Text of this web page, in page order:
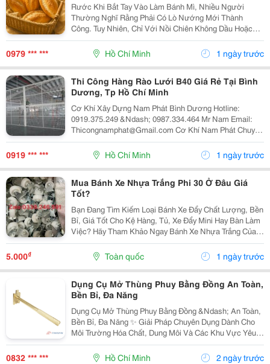
Rước Khi Bắt Tay Vào Làm Bánh Mì, Nhiều Người
Thường Nghĩ Rằng Phải Có Lò Nướng Mới Thành
Công. Tuy Nhiên, Chỉ Với Nồi Chiên Không Dầu Hoặc
Nồi Cơm Điện , Bạn Vẫn Có Thể Làm Được Những
Chiếc Bánh Mì Mềm Xốp, Thơm Ngon Ngay Tại Nhà Mà
Không Cần Đầu Tư...
0979 *** *** Hồ Chí Minh 1 ngày trước
Thi Công Hàng Rào Lưới B40 Giá Rẻ Tại Bình
Dương, Tp Hồ Chí Minh
Cơ Khí Xây Dựng Nam Phát Bình Dương Hotline:
0919.375.249 &Ndash; 0987.334.464 Mr Nam Email:
Thicongnamphat@Gmail.com Cơ Khí Nam Phát Chuyên
Thi Công Hàng Rào Lưới B40 Trọn Gói Tại Bình Dương ,
Tp Hồ Chí Minh Và Các Tỉnh Lân Cận 1. Bảng Giá...
0919 *** *** Hồ Chí Minh 1 ngày trước
Mua Bánh Xe Nhựa Trắng Phi 30 Ở Đâu Giá
Tốt?
Bạn Đang Tìm Kiếm Loại Bánh Xe Đẩy Chất Lượng, Bền
Bỉ, Giá Tốt Cho Kệ Hàng, Tủ, Xe Đẩy Mini Hay Bàn Làm
Việc? Hãy Tham Khảo Ngay Bánh Xe Nhựa Trắng Của
Shop Chúng Tôi Bánh Xe Phi 30 Lắp Ngăn Kéo Giường,
Bánh Xe Cố Định Một Chiều Dùng Trong Nội Thất...
5.000₫ Toàn quốc 1 ngày trước
Dụng Cụ Mở Thùng Phuy Bằng Đồng An Toàn,
Bền Bỉ, Đa Năng
Dụng Cụ Mở Thùng Phuy Bằng Đồng &Ndash; An Toàn,
Bền Bỉ, Đa Năng ✨ Giải Pháp Chuyên Dụng Dành Cho
Môi Trường Hóa Chất, Dung Môi Và Các Khu Vực Yêu
Cầu Hạn Chế Phát Sinh Tia Lửa. ✨ Ưu Điểm Nổi Bật: ✅
Chất Liệu Đồng Chống Phát Tia Lửa , Góp Phần...
0832 *** *** Hồ Chí Minh 2 ngày trước